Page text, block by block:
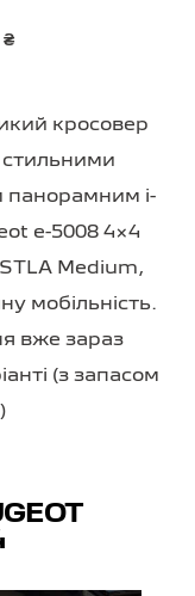
кросовер
стильними
панорамним i-
e-5008 4×4
Medium,
мобільність.
вже зараз
(з запасом